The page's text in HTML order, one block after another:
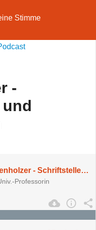
Stimme
-
Dr. Elisabeth Schrattenholzer - Schriftstellerin und Schauspielerin
Professorin